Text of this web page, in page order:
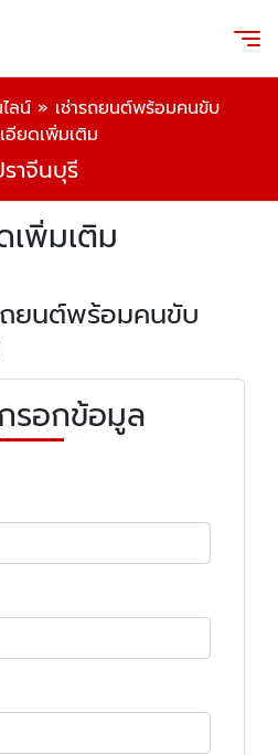
ลน์ » เช่ารถยนต์พร้อมคนขับ
อียดเพิ่มเติม
าจีนบุรี
เพิ่มเติม
ถยนต์พร้อมคนขับ
รอกข้อมูล